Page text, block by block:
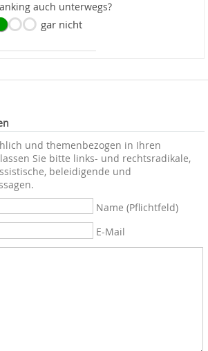
auch unterwegs?
gar nicht
und themenbezogen in Ihren
Sie bitte links- und rechtsradikale,
beleidigende und
Name (Pflichtfeld)
E-Mail